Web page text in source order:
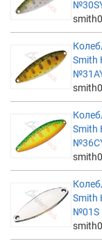
Smith
Smith
Smith
№01S